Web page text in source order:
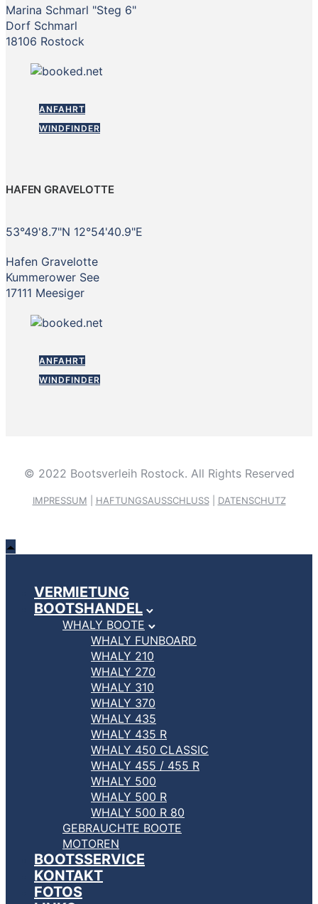
Marina Schmarl "Steg 6"
Dorf Schmarl
18106 Rostock
ANFAHRT
WINDFINDER
HAFEN GRAVELOTTE
53°49'8.7"N 12°54'40.9"E
Hafen Gravelotte
Kummerower See
17111 Meesiger
ANFAHRT
WINDFINDER
© 2022 Bootsverleih Rostock. All Rights Reserved
IMPRESSUM HAFTUNGSAUSSCHLUSS| DATENSCHUTZ
VERMIETUNG
BOOTSHANDEL
WHALY BOOTE
WHALY FUNBOARD
WHALY 210
WHALY 270
WHALY 310
WHALY 370
WHALY 435
WHALY 435 R
WHALY 450 CLASSIC
WHALY 455 / 455 R
WHALY 500
WHALY 500 R
WHALY 500 R 80
GEBRAUCHTE BOOTE
MOTOREN
BOOTSSERVICE
KONTAKT
FOTOS